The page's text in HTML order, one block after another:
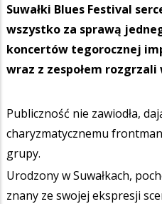
Suwałki Blues Festival
wszystko za sprawą
koncertów tegorocznej
wraz z zespołem
Publiczność nie zawiodła,
charyzmatycznemu
grupy.
Urodzony w Suwałkach,
znany ze swojej ekspresji